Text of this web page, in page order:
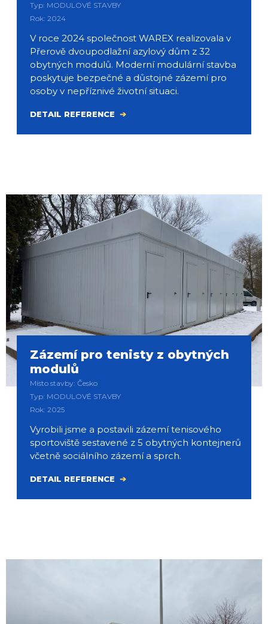
Typ: MODULOVÉ STAVBY
Rok: 2024
V roce 2024 společnost WAREX realizovala v
Přerově dvoupodlažní azylový dům z 32
obytných modulů. Moderní modulární stavba
poskytuje bezpečné a důstojné zázemí pro
osoby v nepříznivé životní situaci.
DETAIL REFERENCE
Zázemí pro tenisty z obytných
modulů
Místo stavby: Česko
Typ: MODULOVÉ STAVBY
Rok: 2025
Vyrobili jsme a postavili zázemí tenisového
sportoviště sestavené z 5 obytných kontejnerů
včetně sociálního zázemí a sprch.
DETAIL REFERENCE